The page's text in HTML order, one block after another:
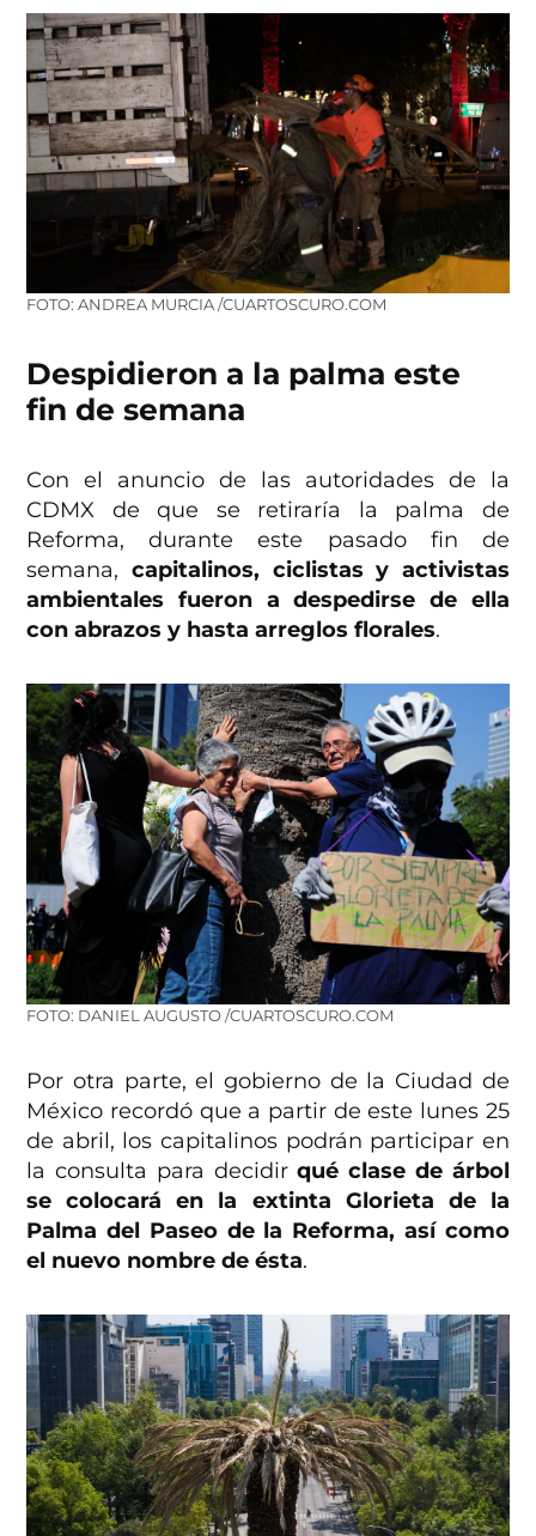
FOTO: ANDREA MURCIA /CUARTOSCURO.COM
Despidieron a la palma este
fin de semana
Con el anuncio de las autoridades de la
CDMX de que se retiraría la palma de
Reforma, durante este pasado fin de
semana, capitalinos, ciclistas y activistas
ambientales fueron a despedirse de ella
con abrazos y hasta arreglos florales.
FOTO: DANIEL AUGUSTO /CUARTOSCURO.COM
Por otra parte, el gobierno de la Ciudad de
México recordó que a partir de este lunes 25
de abril, los capitalinos podrán participar en
la consulta para decidirqué clase de árbol
se colocará en la extinta Glorieta de la
Palma del Paseo de la Reforma, así como
el nuevo nombre de ésta.